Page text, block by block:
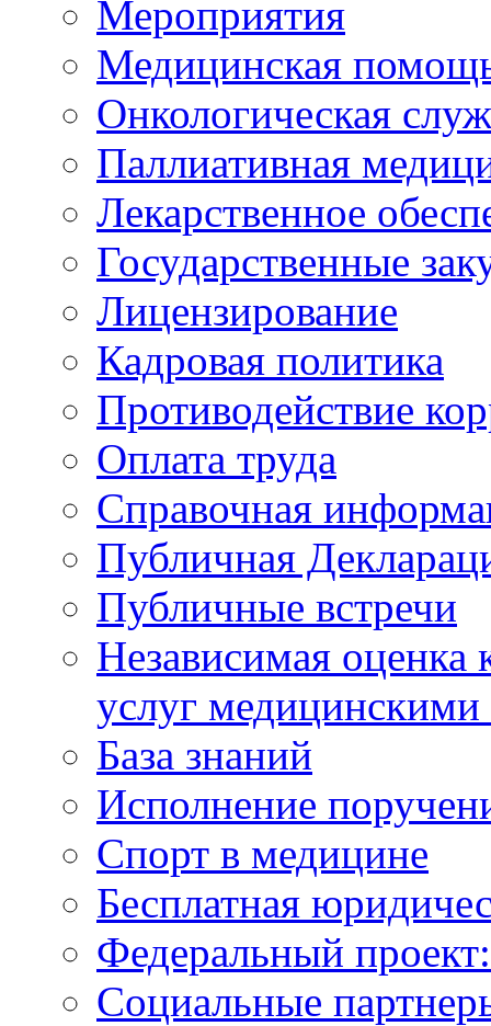
Мероприятия
Медицинская
Онкологическая
Паллиативная
Лекарственное
Государственные
Лицензирование
Кадровая политика
Противодействие
Оплата труда
Справочная
Публичная
Публичные встречи
Независимая оценка
услуг
База знаний
Исполнение
Спорт в медицине
Бесплатная
Федеральный
Социальные